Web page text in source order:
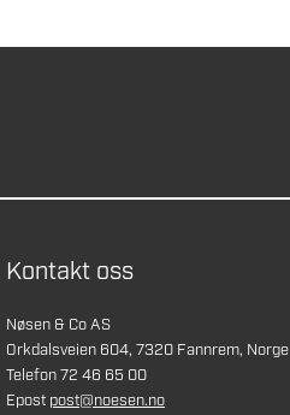
Kontakt oss
Nøsen & Co AS
Orkdalsveien 604, 7320 Fannrem, Norge
Telefon 72 46 65 00
Epost post@noesen.no